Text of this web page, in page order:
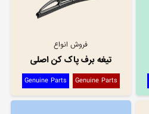
فروش انواع
تیغه برف پاک کن اصلی
Genuine Parts
Genuine Parts